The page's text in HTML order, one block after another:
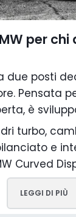
per
due posti
Pensata
è
turbo,
e
Curved
LEGGI DI PIÙ